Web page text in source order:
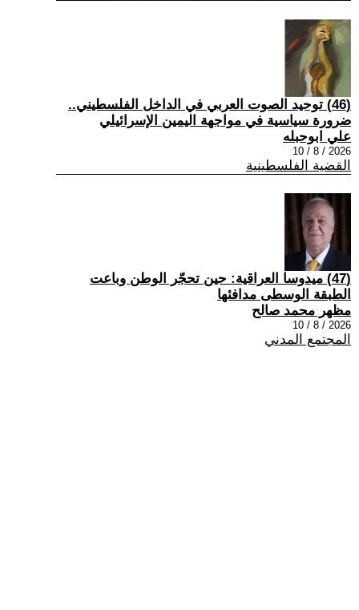
(46) توحيد الصوت العربي في الداخل الفلسطيني..
ضرورة سياسية في مواجهة اليمين الإسرائيلي
علي ابوحبله
2026 / 8 / 10
القضية الفلسطينية
(47) ميدوسا العراقية: حين تحجّر الوطن وباعت
الطبقة الوسطى مدافئها
مظهر محمد صالح
2026 / 8 / 10
المجتمع المدني